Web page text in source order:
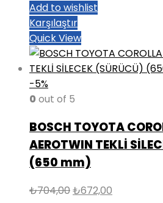
Add to wishlist
Karşılaştır
Quick View
-5%
0 out of 5
BOSCH TOYOTA
AEROTWIN TEKLİ
(650 mm)
₺704,00Orijinal
₺672,00